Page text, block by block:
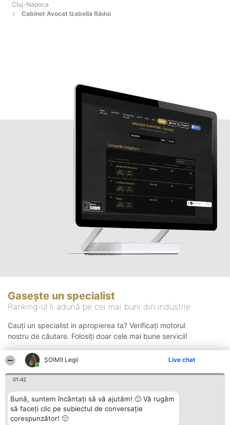
ȘOIMII Legii Live chat
01:42
Bună, suntem încântați să vă ajutăm! 🙂 Vă rugăm
să faceți clic pe subiectul de conversație
corespunzător! 🙂
Cluj-Napoca
Cabinet Avocat Izabella Rădoi
Gasește un specialist
Ranking-ul îi adună pe cei mai buni din industrie
Cauți un specialist in apropierea ta? Verificați motorul
nostru de căutare. Folosiți doar cele mai bune servicii!